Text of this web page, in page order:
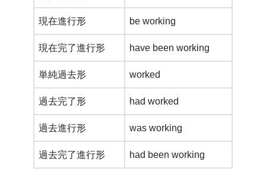
現在進行形 be working
現在完了進行形 have been working
単純過去形 worked
過去完了形 had worked
過去進行形 was working
過去完了進行形 had been working